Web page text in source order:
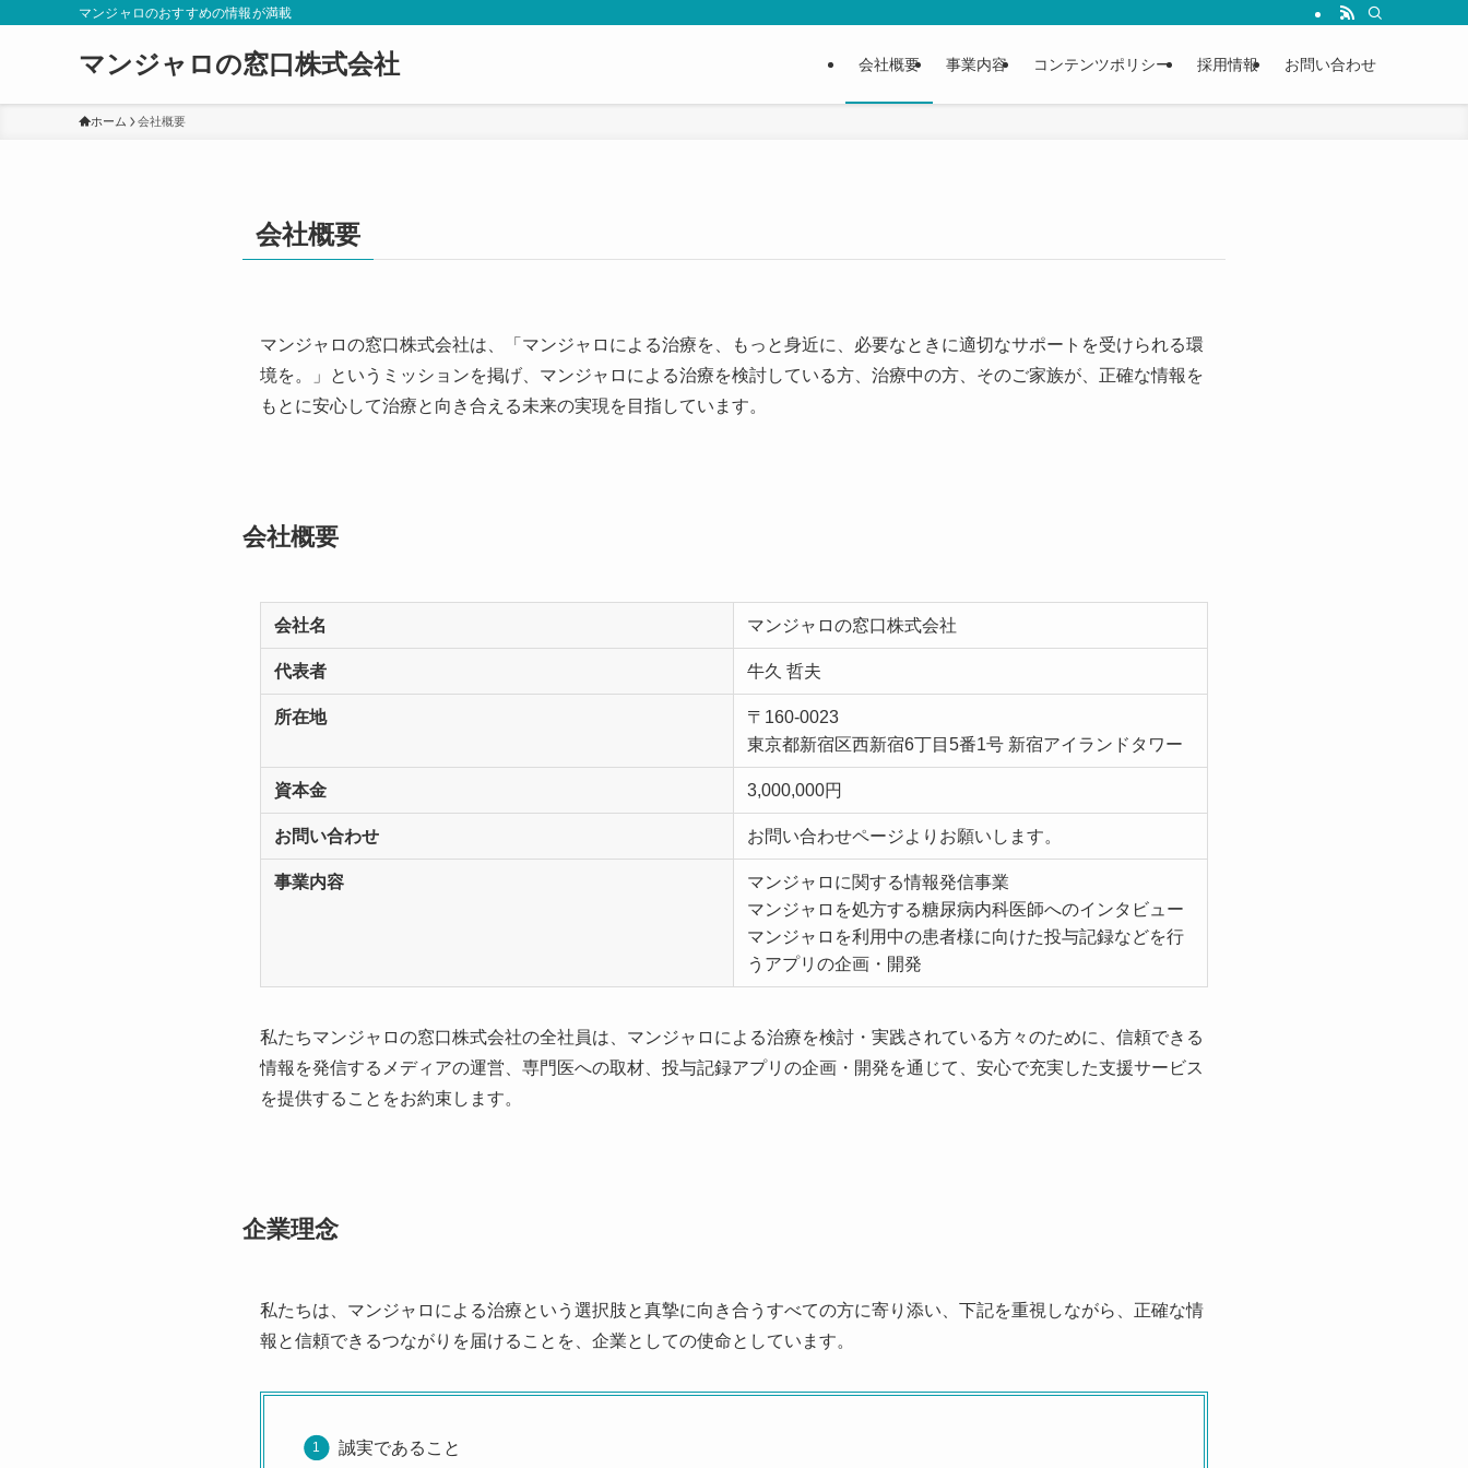
マンジャロのおすすめの情報が満載
マンジャロの窓口株式会社 会社概要 事業内容 コンテンツポリシー 採用情報 お問い合わせ
ホーム 会社概要
会社概要
マンジャロの窓口株式会社は、「マンジャロによる治療を、もっと身近に、必要なときに適切なサポートを受けられる環
境を。」というミッションを掲げ、マンジャロによる治療を検討している方、治療中の方、そのご家族が、正確な情報を
もとに安心して治療と向き合える未来の実現を目指しています。
会社概要
会社名 マンジャロの窓口株式会社
代表者 牛久 哲夫
所在地
〒160-0023
東京都新宿区西新宿6丁目5番1号 新宿アイランドタワー
資本金 3,000,000円
お問い合わせ お問い合わせページよりお願いします。
事業内容
マンジャロに関する情報発信事業
マンジャロを処方する糖尿病内科医師へのインタビュー
マンジャロを利用中の患者様に向けた投与記録などを行
うアプリの企画・開発
私たちマンジャロの窓口株式会社の全社員は、マンジャロによる治療を検討・実践されている方々のために、信頼できる
情報を発信するメディアの運営、専門医への取材、投与記録アプリの企画・開発を通じて、安心で充実した支援サービス
を提供することをお約束します。
企業理念
私たちは、マンジャロによる治療という選択肢と真摯に向き合うすべての方に寄り添い、下記を重視しながら、正確な情
報と信頼できるつながりを届けることを、企業としての使命としています。
誠実であること